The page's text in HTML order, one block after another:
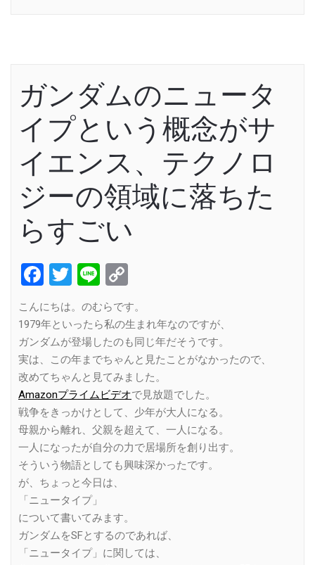
ガンダムのニュータ
イプという概念がサ
イエンス、テクノロ
ジーの領域に落ちた
らすごい
Facebook
Twitter
Line
Link
こんにちは。のむらです。
1979年といったら私の生まれ年なのですが、
ガンダムが登場したのも同じ年だそうです。
実は、この年までちゃんと見たことがなかったので、
改めてちゃんと見てみました。
Amazonプライムビデオで見放題でした。
戦争をきっかけとして、少年が大人になる。
母親から離れ、父親を超えて、一人になる。
一人になったが自分の力で居場所を創り出す。
そういう物語としても興味深かったです。
が、ちょっと今日は、
「ニュータイプ」
について書いてみます。
ガンダムをSFとするのであれば、
「ニュータイプ」に関しては、